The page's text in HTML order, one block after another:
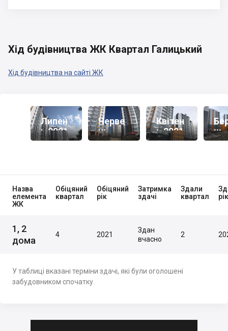
Хід будівництва ЖК Квартал Галицький
Хід будівництва на сайті ЖК
Липен
Ь 2021
Черве
Нь
2021
Квітен
Ь 2021
Нь
Назва
елемента
ЖК
Обіцяний
квартал
Обіцяний
рік
Затримка
здачі
Здали
квартал
рік
1, 2
дома
4 2021
Здан
вчасно
2
У таблиці вказані терміни здачі, які були оголошені
забудовником спочатку.